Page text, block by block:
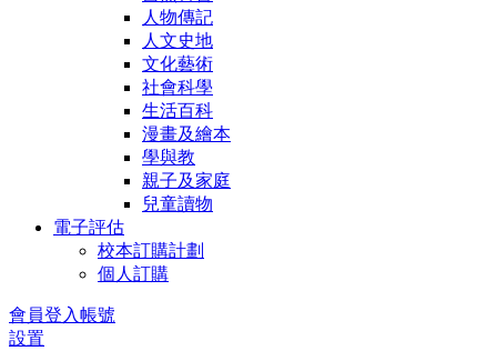
人物傳記
人文史地
文化藝術
社會科學
生活百科
漫畫及繪本
學與教
親子及家庭
兒童讀物
電子評估
校本訂購計劃
個人訂購
會員登入帳號
設置